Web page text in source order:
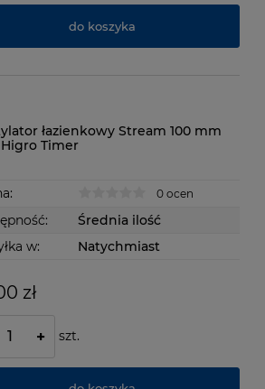
do koszyka
łazienkowy Stream 100 mm
Higro Timer
0 ocen
Średnia ilość
w:
Natychmiast
zł
+ szt.